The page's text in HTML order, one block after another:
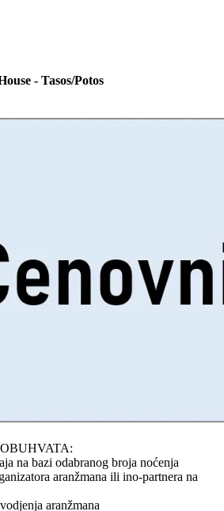
- Tasos/Potos
na bazi odabranog broja noćenja
aranžmana ili ino-partnera na
aranžmana